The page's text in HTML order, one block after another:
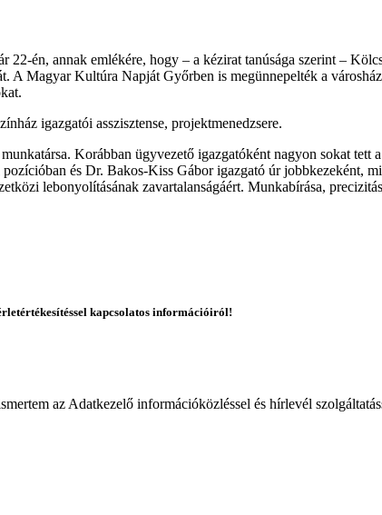
én, annak emlékére, hogy – a kézirat tanúsága szerint –
A Magyar Kultúra Napját Győrben is megünnepelték a
igazgatói asszisztense, projektmenedzsere.
Korábban ügyvezető igazgatóként nagyon sokat tett
és Dr. Bakos-Kiss Gábor igazgató úr jobbkezeként,
lebonyolításának zavartalanságáért. Munkabírása,
kapcsolatos információiról!
az Adatkezelő információközléssel és hírlevél